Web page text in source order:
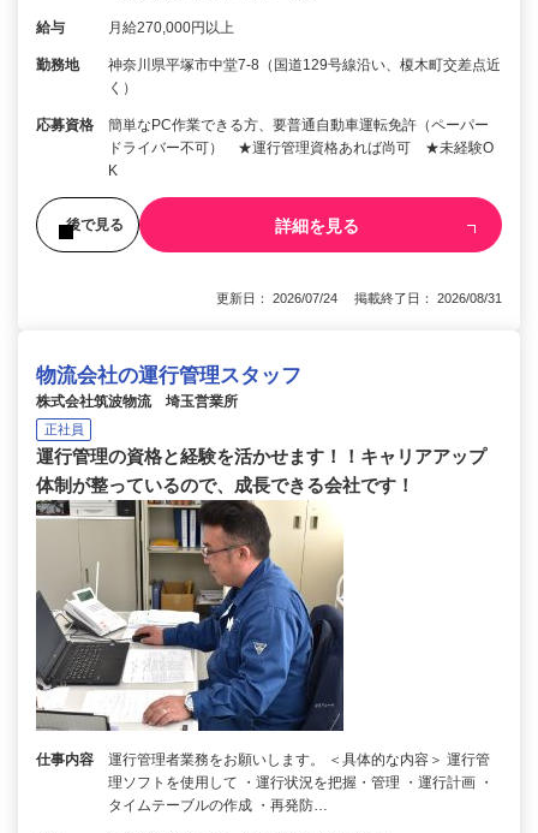
給与 月給270,000円以上
勤務地
神奈川県平塚市中堂7-8（国道129号線沿い、榎木町交差点近
く）
応募資格
簡単なPC作業できる方、要普通自動車運転免許（ペーパー
ドライバー不可） ★運行管理資格あれば尚可 ★未経験O
K
後で見る 詳細を見る
更新日： 2026/07/24 掲載終了日： 2026/08/31
物流会社の運行管理スタッフ
株式会社筑波物流 埼玉営業所
正社員
運行管理の資格と経験を活かせます！！キャリアアップ
体制が整っているので、成長できる会社です！
仕事内容
運行管理者業務をお願いします。 ＜具体的な内容＞ 運行管
理ソフトを使用して ・運行状況を把握・管理 ・運行計画 ・
タイムテーブルの作成 ・再発防…